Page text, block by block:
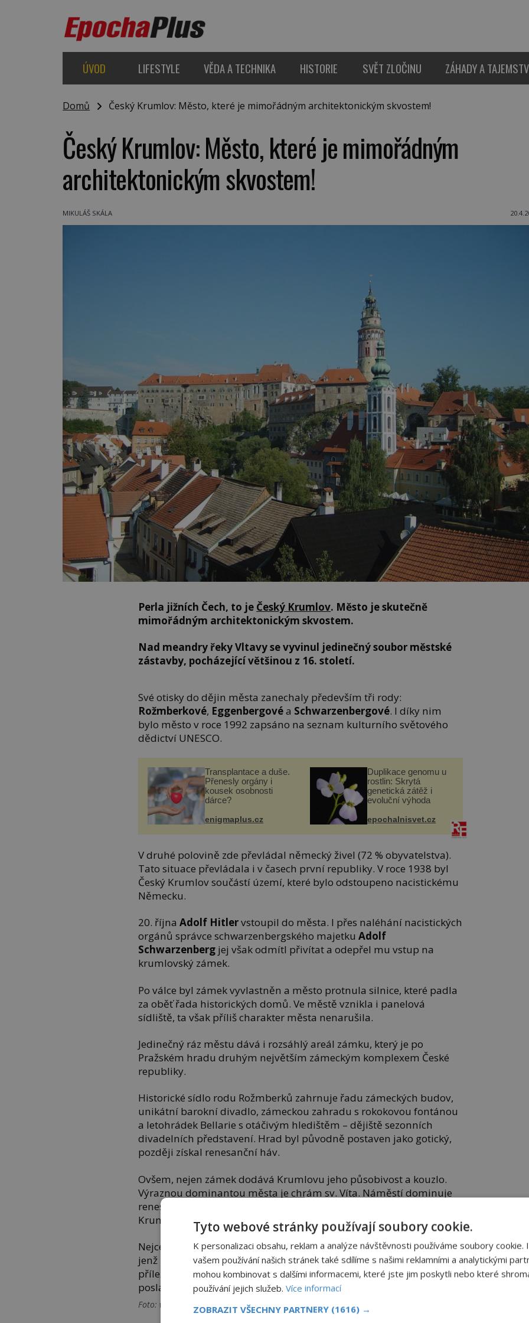
ÚVOD LIFESTYLE VĚDA A TECHNIKA HISTORIE SVĚT ZLOČINU ZÁHADY A
Domů Český Krumlov: Město, které je mimořádným architektonickým skvostem!
Český Krumlov: Město, které je mimořádným
architektonickým skvostem!
MIKULÁŠ SKÁLA
Perla jižních Čech, to je Český Krumlov. Město je skutečně
mimořádným architektonickým skvostem.
Nad meandry řeky Vltavy se vyvinul jedinečný soubor městské
zástavby, pocházející většinou z 16. století.
Své otisky do dějin města zanechaly především tři rody:
Rožmberkové, Eggenbergovéa Schwarzenbergové. I díky nim
bylo město v roce 1992 zapsáno na seznam kulturního světového
dědictví UNESCO.
Transplantace a duše.
Přenesly orgány i
kousek osobnosti
dárce?
enigmaplus.cz
Duplikace genomu u
rostlin: Skrytá
genetická zátěž i
evoluční výhoda
epochalnisvet.cz
V druhé polovině zde převládal německý živel (72 % obyvatelstva).
Tato situace převládala i v časech první republiky. V roce 1938 byl
Český Krumlov součástí území, které bylo odstoupeno nacistickému
Německu.
20. říjnaAdolf Hitlervstoupil do města. I přes naléhání nacistických
orgánů správce schwarzenbergského majetku Adolf
Schwarzenberg jej však odmítl přivítat a odepřel mu vstup na
krumlovský zámek.
Po válce byl zámek vyvlastněn a město protnula silnice, které padla
za oběť řada historických domů. Ve městě vznikla i panelová
sídliště, ta však příliš charakter města nenarušila.
Jedinečný ráz městu dává i rozsáhlý areál zámku, který je po
Pražském hradu druhým největším zámeckým komplexem České
republiky.
Historické sídlo rodu Rožmberků zahrnuje řadu zámeckých budov,
unikátní barokní divadlo, zámeckou zahradu s rokokovou fontánou
a letohrádek Bellarie s otáčivým hledištěm – dějiště sezonních
divadelních představení. Hrad byl původně postaven jako gotický,
později získal renesanční háv.
Ovšem, nejen zámek dodává Krumlovu jeho působivost a kouzlo.
Výraznou dominantou města je chrám sv. Víta. Náměstí dominuje
renesanční budova radnice pocházející z 16. století. Svou malebnost
Krumlov podtrhuje i čtvrtěmi Latrán a Plešivec.
Nejcennějším exponátem místního zámku je vzácný „zlatý kočár“,
jenž byl vyroben z pozlaceného ořechového dřeva pro zcela unikátní
příležitost – císař Ferdinand III. Habsburský(1608 – 1657) v něm
poslal roku 1638 dary papežiUrbanu VIII.(1568 – 1644).
Foto: wikipedia
Tyto webové stránky používají soubory cookie.
K personalizaci obsahu, reklam a analýze návštěvnosti používáme soubory cookie.
vašem používání našich stránek také sdílíme s našimi reklamními a analytickými
mohou kombinovat s dalšími informacemi, které jste jim poskytli nebo které
používání jejich služeb. Více informací
ZOBRAZIT VŠECHNY PARTNERY (1616) →